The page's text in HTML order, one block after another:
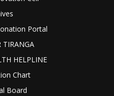
Portal
TIRANGA
HELPLINE
Chart
Board